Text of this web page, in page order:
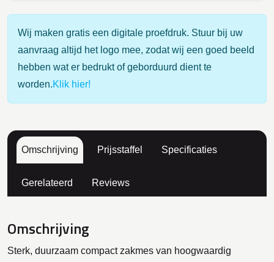
Wij maken gratis een digitale proefdruk. Stuur bij uw
aanvraag altijd het logo mee, zodat wij een goed beeld
hebben wat er bedrukt of geborduurd dient te
worden.Klik hier!
Omschrijving Prijsstaffel Specificaties
Gerelateerd Reviews
Omschrijving
Sterk, duurzaam compact zakmes van hoogwaardig